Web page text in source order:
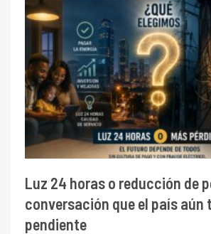
Luz 24 horas o reducción de
conversación que el país aún
pendiente